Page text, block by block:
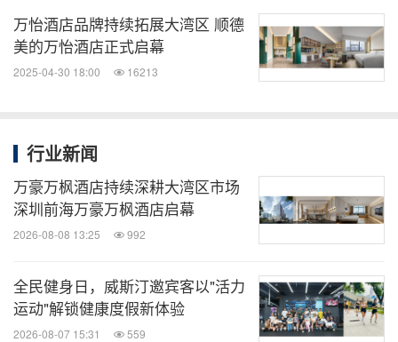
满足所需。其精心设计的客房配有舒适的床品和灵活
的工作空间，为宾客打造轻松愉悦和焕活身心的入住
体验。宾客可在此高效工作、愉快就餐、沟通互联，
（Marriott Bonvoy®）的参与品牌，通过"万豪旅享
家"旅行计划，会员可体验到万豪国际在全球范围内
的庞大酒店阵容，兑换"万豪旅享家MomentsTM"会员
专属体验，并获享免费住宿及尊贵会籍等一系列丰厚
礼遇。免费注册成为会员，或者垂询更多信息，请访
问marriottbonvoy.com。如需了解更多万怡酒店相关
信息或预订住宿，请登录
courtyard.marriott.com，
万怡酒店品牌持续拓展大湾区 顺德
美的万怡酒店正式启幕
2025-04-30 18:00 16213
行业新闻
万豪万枫酒店持续深耕大湾区市场
深圳前海万豪万枫酒店启幕
2026-08-08 13:25 992
全民健身日，威斯汀邀宾客以"活力
运动"解锁健康度假新体验
2026-08-07 15:31 559